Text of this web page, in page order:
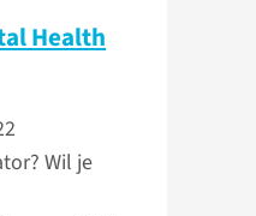
Health
Wil je